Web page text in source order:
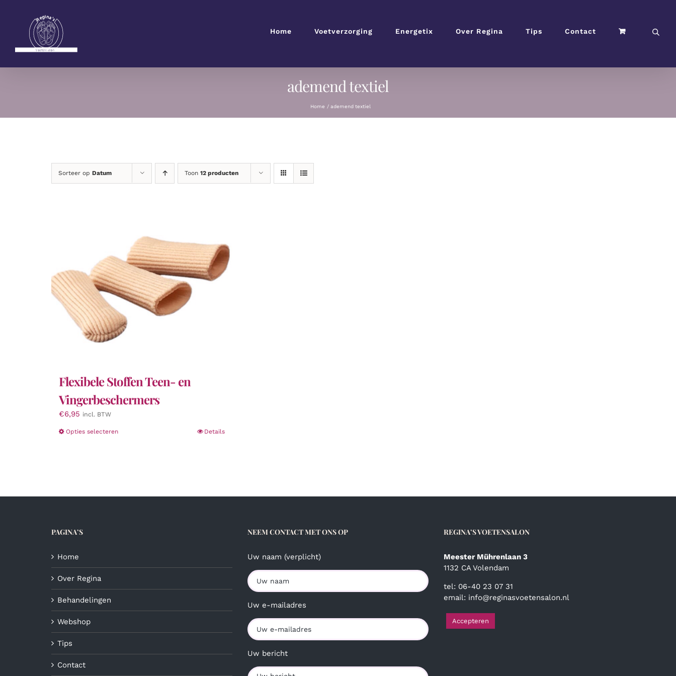
Home Voetverzorging Energetix Over Regina Tips Contact
ademend textiel
Home ademend textiel
Sorteer op Datum Toon 12 producten
Flexibele Stoffen Teen- en
Vingerbeschermers
€6,95 incl. BTW
Opties selecterenDit
optie
Details
PAGINA’S
Home
Over Regina
Behandelingen
Webshop
Tips
Contact
NEEM CONTACT MET ONS OP
Uw naam (verplicht)
Uw e-mailadres
Uw bericht
REGINA’S VOETENSALON
Meester Mührenlaan 3
1132 CA Volendam
tel: 06-40 23 07 31
email: info@reginasvoetensalon.nl
Accepteren